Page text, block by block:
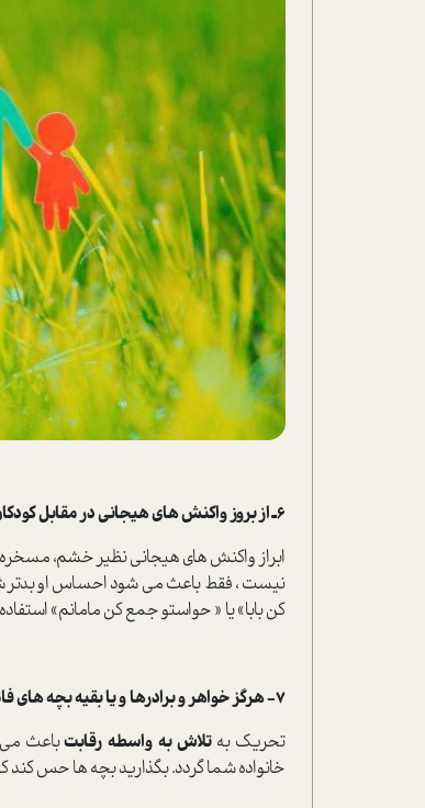
6ـ از بروز واکنش های هیجانی در مقابل کودکان خود خودداری کنید.
ابراز واکنش های هیجانی نظیر خشم، مسخره
نیست ، فقط باعث می شود احساس او بدتر
کن بابا» یا « حواستو جمع کن مامانم»
7- هرگز خواهر و برادرها و یا بقیه بچه های فامیل را با فرزندتان مقایسه نکنید.
تحریک بهتلاش به واسطه رقابتباعث می
خانواده شما گردد. بگذارید بچه ها حس